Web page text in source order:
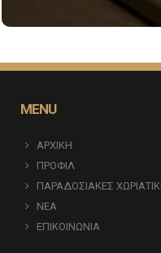
MENU
ΑΡΧΙΚΗ
ΠΡΟΦΙΛ
ΠΑΡΑΔΟΣΙΑΚΕΣ
ΝΕΑ
ΕΠΙΚΟΙΝΩΝΙΑ